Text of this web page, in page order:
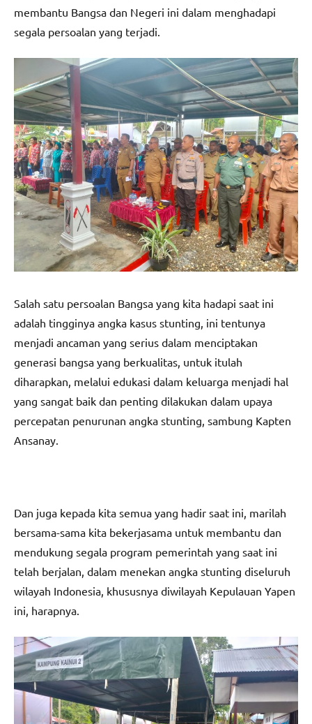
membantu Bangsa dan Negeri ini dalam menghadapi
segala persoalan yang terjadi.
Salah satu persoalan Bangsa yang kita hadapi saat ini
adalah tingginya angka kasus stunting, ini tentunya
menjadi ancaman yang serius dalam menciptakan
generasi bangsa yang berkualitas, untuk itulah
diharapkan, melalui edukasi dalam keluarga menjadi hal
yang sangat baik dan penting dilakukan dalam upaya
percepatan penurunan angka stunting, sambung Kapten
Ansanay.
Dan juga kepada kita semua yang hadir saat ini, marilah
bersama-sama kita bekerjasama untuk membantu dan
mendukung segala program pemerintah yang saat ini
telah berjalan, dalam menekan angka stunting diseluruh
wilayah Indonesia, khususnya diwilayah Kepulauan Yapen
ini, harapnya.